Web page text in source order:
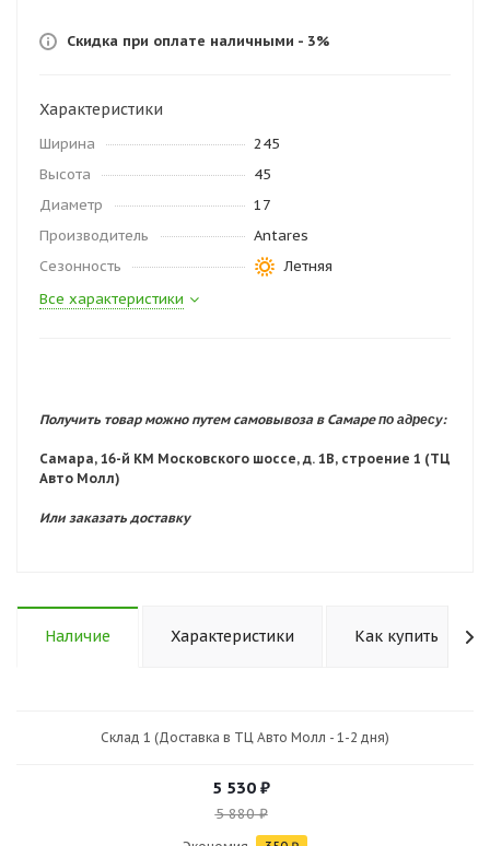
Скидка при оплате наличными - 3%
Характеристики
Ширина
245
Высота
45
Диаметр
17
Производитель
Antares
Сезонность
Летняя
Все характеристики
Получить товар можно путем самовывоза в Самарепо адресу:
Самара, 16-й КМ Московского шоссе, д. 1В, строение 1 (ТЦ
Авто Молл)
Или заказать доставку
Наличие Характеристики Как купить
Склад 1 (Доставка в ТЦ Авто Молл - 1-2 дня)
5 530 ₽
5 880₽